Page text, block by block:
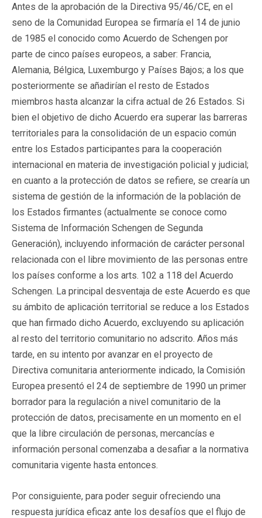
Antes de la aprobación de la Directiva 95/46/CE, en el
seno de la Comunidad Europea se firmaría el 14 de junio
de 1985 el conocido como Acuerdo de Schengen por
parte de cinco países europeos, a saber: Francia,
Alemania, Bélgica, Luxemburgo y Países Bajos; a los que
posteriormente se añadirían el resto de Estados
miembros hasta alcanzar la cifra actual de 26 Estados. Si
bien el objetivo de dicho Acuerdo era superar las barreras
territoriales para la consolidación de un espacio común
entre los Estados participantes para la cooperación
internacional en materia de investigación policial y judicial;
en cuanto a la protección de datos se refiere, se crearía un
sistema de gestión de la información de la población de
los Estados firmantes (actualmente se conoce como
Sistema de Información Schengen de Segunda
Generación), incluyendo información de carácter personal
relacionada con el libre movimiento de las personas entre
los países conforme a los arts. 102 a 118 del Acuerdo
Schengen. La principal desventaja de este Acuerdo es que
su ámbito de aplicación territorial se reduce a los Estados
que han firmado dicho Acuerdo, excluyendo su aplicación
al resto del territorio comunitario no adscrito. Años más
tarde, en su intento por avanzar en el proyecto de
Directiva comunitaria anteriormente indicado, la Comisión
Europea presentó el 24 de septiembre de 1990 un primer
borrador para la regulación a nivel comunitario de la
protección de datos, precisamente en un momento en el
que la libre circulación de personas, mercancías e
información personal comenzaba a desafiar a la normativa
comunitaria vigente hasta entonces.
Por consiguiente, para poder seguir ofreciendo una
respuesta jurídica eficaz ante los desafíos que el flujo de